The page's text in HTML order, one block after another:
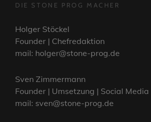
DIE STONE PROG MACHER
Holger Stöckel
Founder | Chefredaktion
mail: holger@stone-prog.de
Sven Zimmermann
Founder | Umsetzung | Social Media
mail: sven@stone-prog.de